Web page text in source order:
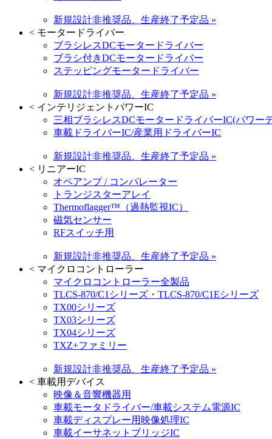
新規設計非推奨品、生産終了予定品 »
< モータードライバー
ブラシレスDCモータードライバー
ブラシ付きDCモータードライバー
ステッピングモータードライバー
新規設計非推奨品、生産終了予定品 »
< インテリジェントパワーIC
三相ブラシレスDCモータードライバーIC(パワー
車載ドライバーIC/産業用ドライバーIC
新規設計非推奨品、生産終了予定品 »
< リニアーIC
オペアンプ / コンパレーター
トランジスターアレイ
Thermoflagger™（過熱監視IC）
磁気センサー
RFスイッチ用
新規設計非推奨品、生産終了予定品 »
< マイクロコントローラー
マイクロコントローラー全製品
TLCS-870/C1シリーズ・TLCS-870/C1Eシリーズ
TX00シリーズ
TX03シリーズ
TX04シリーズ
TXZ+ファミリー
新規設計非推奨品、生産終了予定品 »
< 車載用デバイス
映像＆音響機器用
車載モータドライバー/車載システム電源IC
車載ディスプレー用映像処理IC
車載イーサネットブリッジIC